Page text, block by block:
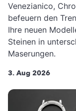
Venezianico,
befeuern den
Ihre neuen
Steinen in
Maserungen.
3. Aug 2026